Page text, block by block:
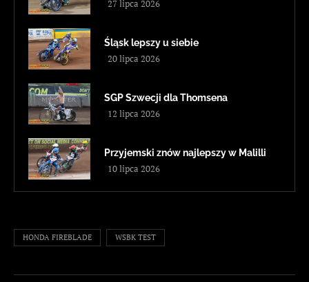
27 lipca 2026
Śląsk lepszy u siebie
20 lipca 2026
SGP Szwecji dla Thomsena
12 lipca 2026
Przyjemski znów najlepszy w Malilli
10 lipca 2026
HONDA FIREBLADE WSBK TEST